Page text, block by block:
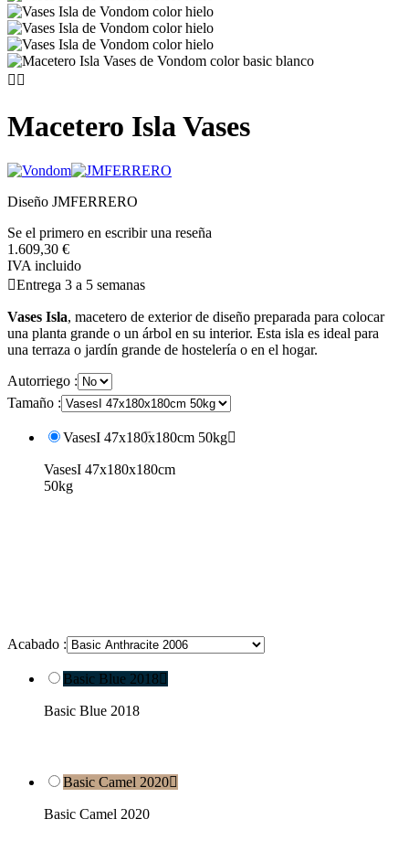
 
Macetero Isla Vases
Diseño JMFERRERO
Se el primero en escribir una reseña
1.609,30 €
IVA incluido
Entrega 3 a 5 semanas
Vases Isla, macetero de exterior de diseño preparada para colocar
una planta grande o un árbol en su interior. Esta isla es ideal para
una terraza o jardín grande de hostelería o en el hogar.
Autorriego :
Tamaño :
VasesI 47x180x180cm 50kg
VasesI 47x180x180cm
50kg
Acabado :
Basic Blue 2018
Basic Blue 2018
Basic Camel 2020
Basic Camel 2020